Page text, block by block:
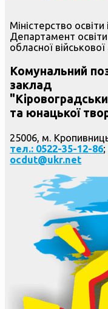
Міністерство освіти
Департамент освіти
обласної військової
Комунальний
заклад
та юнацької
25006, м.
тел.: 0522-35-12-86;
ocdut@ukr.net